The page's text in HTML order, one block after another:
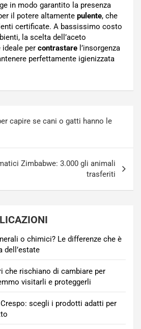
in modo garantito la presenza
il potere altamente pulente, che
certificate. A bassissimo costo
la scelta dell’aceto
ideale per contrastare l’insorgenza
perfettamente igienizzata
capire se cani o gatti hanno le
Zimbabwe: 3.000 gli animali
trasferiti
o chimici? Le differenze che è
dell’estate
che rischiano di cambiare per
visitarli e proteggerli
scegli i prodotti adatti per